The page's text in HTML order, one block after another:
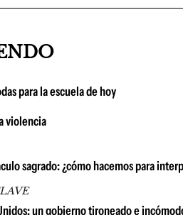
para la escuela de hoy
violencia
sagrado: ¿cómo hacemos para
un gobierno tironeado e